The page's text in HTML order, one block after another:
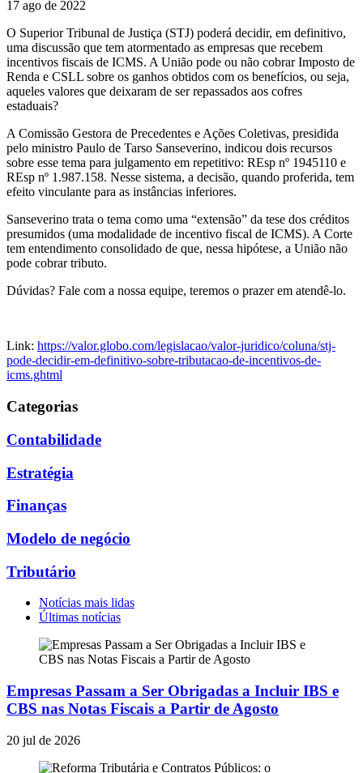
17 ago de 2022
O Superior Tribunal de Justiça (STJ) poderá decidir, em definitivo,
uma discussão que tem atormentado as empresas que recebem
incentivos fiscais de ICMS. A União pode ou não cobrar Imposto de
Renda e CSLL sobre os ganhos obtidos com os benefícios, ou seja,
aqueles valores que deixaram de ser repassados aos cofres
estaduais?
A Comissão Gestora de Precedentes e Ações Coletivas, presidida
pelo ministro Paulo de Tarso Sanseverino, indicou dois recursos
sobre esse tema para julgamento em repetitivo: REsp nº 1945110 e
REsp nº 1.987.158. Nesse sistema, a decisão, quando proferida, tem
efeito vinculante para as instâncias inferiores.
Sanseverino trata o tema como uma “extensão” da tese dos créditos
presumidos (uma modalidade de incentivo fiscal de ICMS). A Corte
tem entendimento consolidado de que, nessa hipótese, a União não
pode cobrar tributo.
Dúvidas? Fale com a nossa equipe, teremos o prazer em atendê-lo.
Link: https://valor.globo.com/legislacao/valor-juridico/coluna/stj-
pode-decidir-em-definitivo-sobre-tributacao-de-incentivos-de-
icms.ghtml
Categorias
Contabilidade
Estratégia
Finanças
Modelo de negócio
Tributário
Notícias mais lidas
Últimas notícias
Empresas Passam a Ser Obrigadas a Incluir IBS e
CBS nas Notas Fiscais a Partir de Agosto
20 jul de 2026